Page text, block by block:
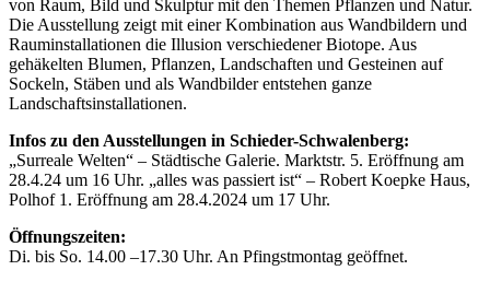
von Raum, Bild und Skulptur mit den Themen Pflanzen und Natur.
Die Ausstellung zeigt mit einer Kombination aus Wandbildern und
Rauminstallationen die Illusion verschiedener Biotope. Aus
gehäkelten Blumen, Pflanzen, Landschaften und Gesteinen auf
Sockeln, Stäben und als Wandbilder entstehen ganze
Landschaftsinstallationen.
Infos zu den Ausstellungen in Schieder-Schwalenberg:
„Surreale Welten“ – Städtische Galerie. Marktstr. 5. Eröffnung am
28.4.24 um 16 Uhr. „alles was passiert ist“ – Robert Koepke Haus,
Polhof 1. Eröffnung am 28.4.2024 um 17 Uhr.
Öffnungszeiten:
Di. bis So. 14.00 –17.30 Uhr. An Pfingstmontag geöffnet.